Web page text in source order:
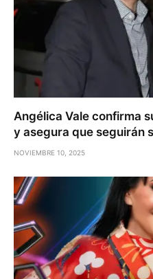
Angélica Vale confirma
y asegura que seguirán
NOVIEMBRE 10, 2025